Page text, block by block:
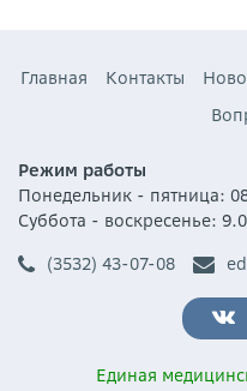
Главная Контакты
Режим работы
Понедельник - пятница:
Суббота - воскресенье:
(3532) 43-07-08
Единая